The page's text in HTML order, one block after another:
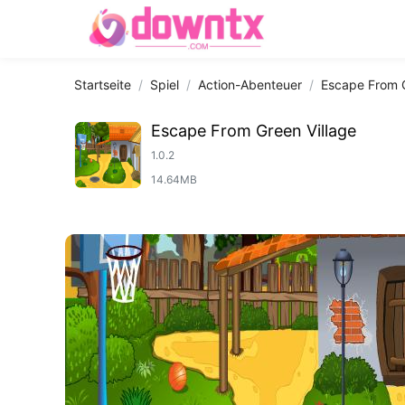
Startseite Spiel Action-Abenteuer Escape From
Escape From Green Village
1.0.2
14.64MB